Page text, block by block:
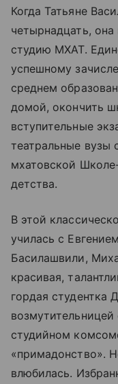
Когда Татьяне
четырнадцать,
студию МХАТ.
успешному
среднем
домой, окончить
вступительные
театральные вузы
мхатовской
детства.
В этой
училась с
Басилашвили,
красивая,
гордая студентка
студийном
«примадонство».
влюбилась.